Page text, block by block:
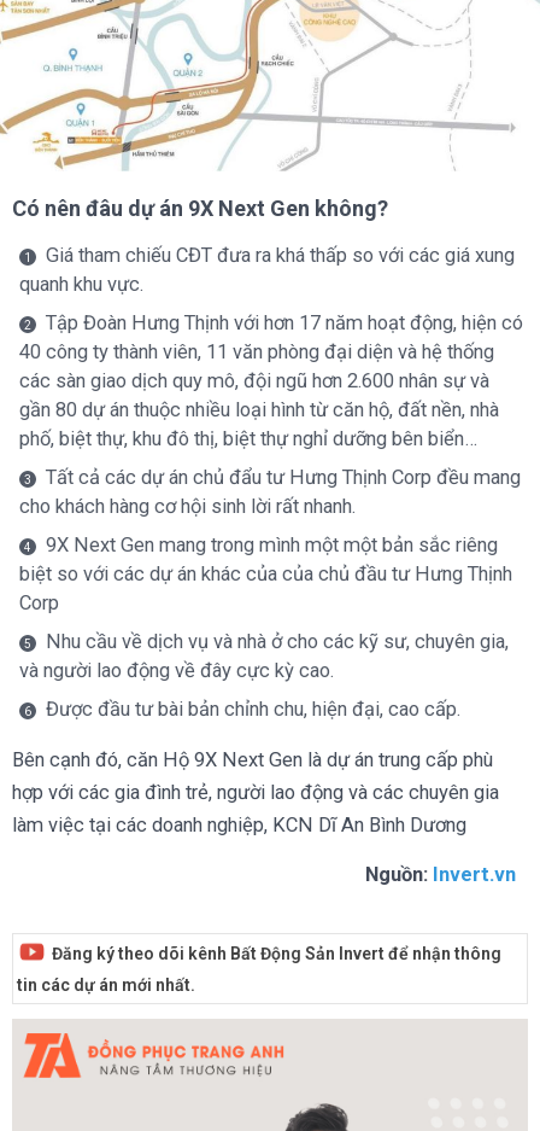
Có nên đâu dự án 9X Next Gen không?
Giá tham chiếu CĐT đưa ra khá thấp so với các giá xung
quanh khu vực.
Tập Đoàn Hưng Thịnh với hơn 17 năm hoạt động, hiện có
40 công ty thành viên, 11 văn phòng đại diện và hệ thống
các sàn giao dịch quy mô, đội ngũ hơn 2.600 nhân sự và
gần 80 dự án thuộc nhiều loại hình từ căn hộ, đất nền, nhà
phố, biệt thự, khu đô thị, biệt thự nghỉ dưỡng bên biển…
Tất cả các dự án chủ đẩu tư Hưng Thịnh Corp đều mang
cho khách hàng cơ hội sinh lời rất nhanh.
9X Next Gen mang trong mình một một bản sắc riêng
biệt so với các dự án khác của của chủ đầu tư Hưng Thịnh
Corp
Nhu cầu về dịch vụ và nhà ở cho các kỹ sư, chuyên gia,
và người lao động về đây cực kỳ cao.
Được đầu tư bài bản chỉnh chu, hiện đại, cao cấp.
Bên cạnh đó, căn Hộ 9X Next Gen là dự án trung cấp phù
hợp với các gia đình trẻ, người lao động và các chuyên gia
làm việc tại các doanh nghiệp, KCN Dĩ An Bình Dương
Nguồn: Invert.vn
Đăng ký theo dõi kênh Bất Động Sản Invert để nhận thông
tin các dự án mới nhất.